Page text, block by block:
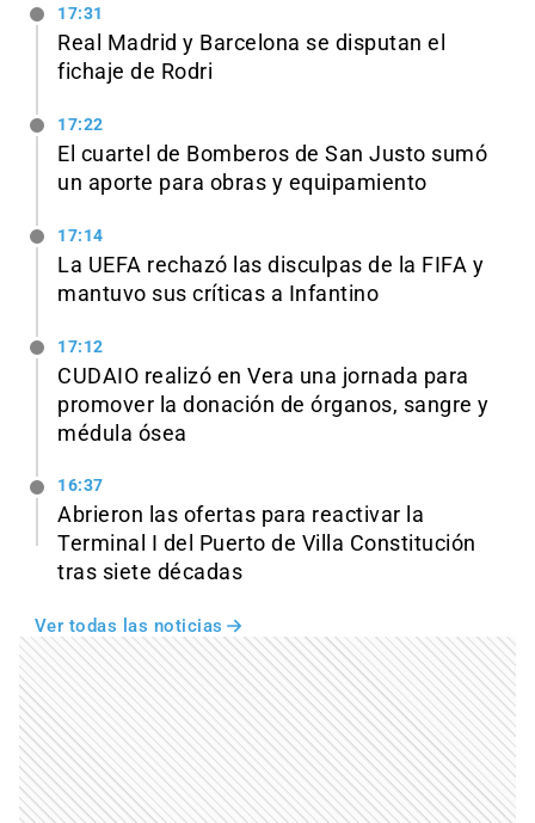
17:31
Real Madrid y Barcelona se disputan el
fichaje de Rodri
17:22
El cuartel de Bomberos de San Justo sumó
un aporte para obras y equipamiento
17:14
La UEFA rechazó las disculpas de la FIFA y
mantuvo sus críticas a Infantino
17:12
CUDAIO realizó en Vera una jornada para
promover la donación de órganos, sangre y
médula ósea
16:37
Abrieron las ofertas para reactivar la
Terminal I del Puerto de Villa Constitución
tras siete décadas
Ver todas las noticias